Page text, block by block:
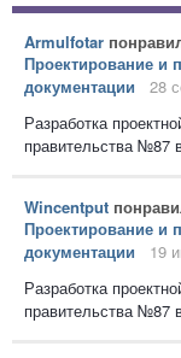
Armulfotar
Проектирование и
документации
28
Разработка
правительства №87
Wincentput
Проектирование и
документации
19
Разработка
правительства №87